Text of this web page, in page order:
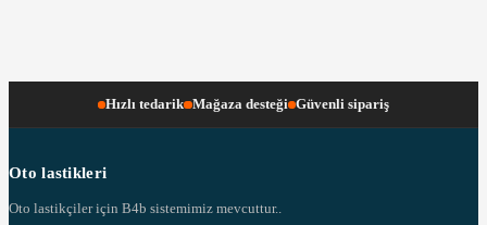
Hızlı tedarik Mağaza desteği Güvenli sipariş
Oto lastikleri
Oto lastikçiler için B4b sistemimiz mevcuttur..